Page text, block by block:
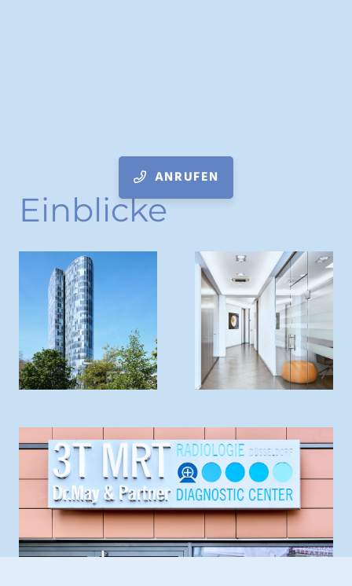
Einblicke
ANRUFEN